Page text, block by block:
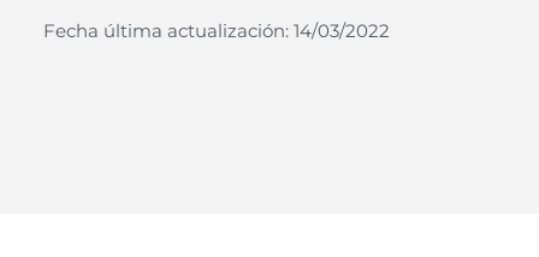
Fecha última actualización: 14/03/2022